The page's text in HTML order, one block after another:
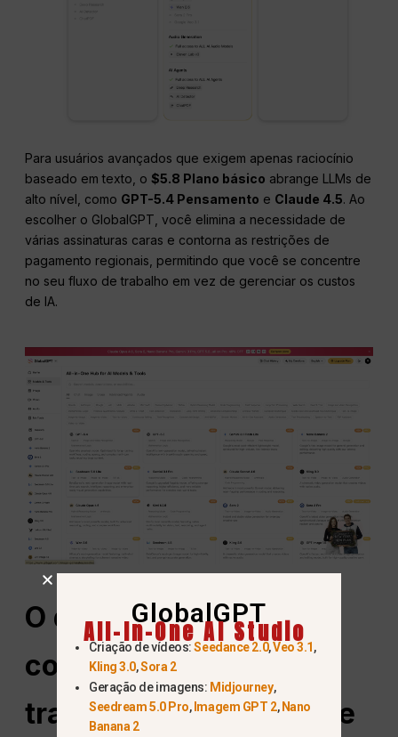
Para usuários avançados que exigem apenas raciocínio
baseado em texto, o$5.8 Plano básico abrange LLMs de
alto nível, como GPT-5.4 Pensamento e Claude 4.5. Ao
escolher o GlobalGPT, você elimina a necessidade de
várias assinaturas caras e contorna as restrições de
pagamento regionais, permitindo que você se concentre
no seu fluxo de trabalho em vez de gerenciar os custos
de IA.
O que é o GPT-5.4 e
como ele altera o
trabalho profissional de
GlobalGPT
All-In-One AI Studio
Criação de vídeos:Seedance 2.0,Veo 3.1,
Kling 3.0,Sora 2
Geração de imagens: Midjourney,
Seedream 5.0 Pro, Imagem GPT 2, Nano
Banana 2